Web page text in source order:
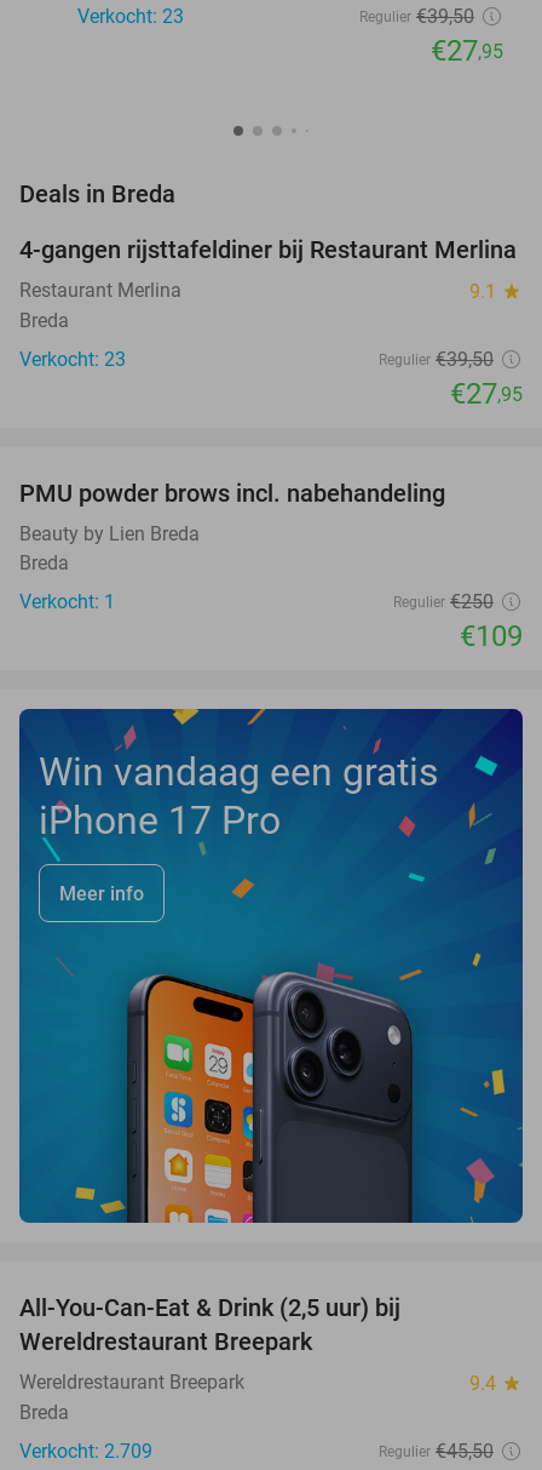
Verkocht: 23
Regulier €39,50
€27,95
Deals in Breda
29%
NEW
TODAY
4-gangen rijsttafeldiner bij Restaurant Merlina
Restaurant Merlina 9.1 star
Breda
Verkocht: 23
Regulier €39,50
€27,95
NEW
TODAY
PMU powder brows incl. nabehandeling
Beauty by Lien Breda
Breda
Verkocht: 1
Regulier €250
€109
Win vandaag een gratis
iPhone 17 Pro
Meer info
All-You-Can-Eat & Drink (2,5 uur) bij
Wereldrestaurant Breepark
Wereldrestaurant Breepark 9.4 star
Breda
Verkocht: 2.709
Regulier €45,50